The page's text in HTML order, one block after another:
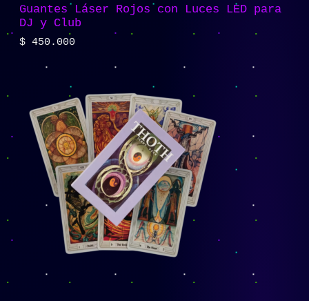
Guantes Láser Rojos con Luces LED para
DJ y Club
$ 450.000